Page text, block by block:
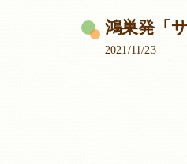
鴻巣発「
2021/11/23